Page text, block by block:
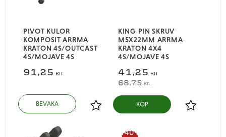
PIVOT KULOR
KOMPOSIT ARRMA
KRATON 4S/OUTCAST
4S/MOJAVE 4S
91,25 KR
Lägg till i favoriter
KING PIN SKRUV
M5X22MM ARRMA
KRATON 4X4
4S/MOJAVE 4S
41,25 KR
68,75KR
Lägg till i
KÖP
40